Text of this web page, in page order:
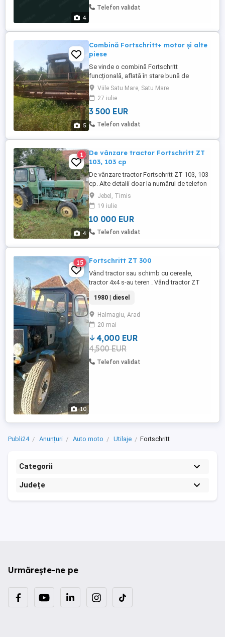
4
Telefon validat
5
Combină Fortschritt+ motor și alte
piese
Se vinde o combină Fortschritt
funcțională, aflată în stare bună de
funcționare. La combină se oferă încă un
motor complet și mai multe piese de
schimb, ideale pentru întreținere sau
reparatii viitoare. Perfectă pentru fermieri
care vor să fie pregătiți pentru sezon!
Viile Satu Mare, Satu Mare
27 iulie
3 500 EUR
Telefon validat
4
1
De vânzare tractor Fortschritt ZT
103, 103 cp
De vânzare tractor Fortschritt ZT 103, 103
cp. Alte detalii doar la numărul de telefon
din anunț. sau
Jebel, Timis
19 iulie
10 000 EUR
Telefon validat
10
15 Fortschritt ZT 300
Vând tractor sau schimb cu cereale,
tractor 4x4 s-au teren . Vând tractor ZT
puternic, schimb cu 4x4 mai mic ,
negociabil . Tel . . Preț 4500 euro .
1980 | diesel
Halmagiu, Arad
20 mai
4,000 EUR
4,500 EUR
Telefon validat
Publi24 Anunțuri Auto moto Utilaje Fortschritt
Categorii
Județe
Urmărește-ne pe